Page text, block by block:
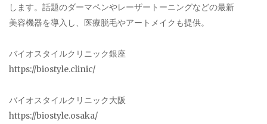
します。話題のダーマペンやレーザートーニングなどの最新
美容機器を導入し、医療脱毛やアートメイクも提供。
バイオスタイルクリニック銀座
https://biostyle.clinic/
バイオスタイルクリニック大阪
https://biostyle.osaka/